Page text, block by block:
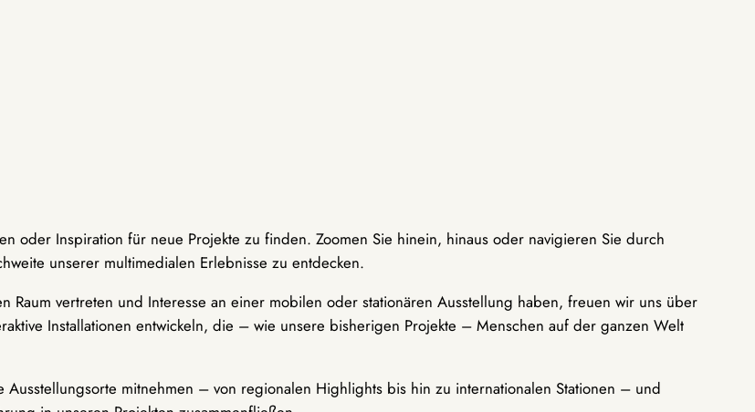
oder Inspiration für neue Projekte zu finden. Zoomen Sie hinein, hinaus oder navigieren Sie durch
unserer multimedialen Erlebnisse zu entdecken.
vertreten und Interesse an einer mobilen oder stationären Ausstellung haben, freuen wir uns über
Installationen entwickeln, die – wie unsere bisherigen Projekte – Menschen auf der ganzen Welt
Ausstellungsorte mitnehmen – von regionalen Highlights bis hin zu internationalen Stationen – und